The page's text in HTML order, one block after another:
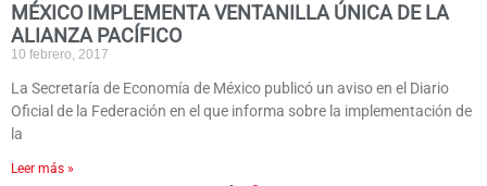
MÉXICO IMPLEMENTA VENTANILLA ÚNICA DE LA
ALIANZA PACÍFICO
10 febrero, 2017
La Secretaría de Economía de México publicó un aviso en el Diario
Oficial de la Federación en el que informa sobre la implementación de
la
Leer más »